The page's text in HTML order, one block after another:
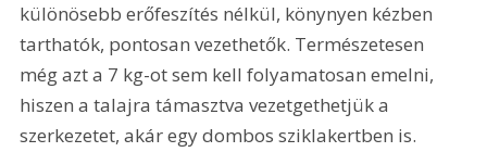
különösebb erőfeszítés nélkül, könynyen kézben
tarthatók, pontosan vezethetők. Természetesen
még azt a 7 kg-ot sem kell folyamatosan emelni,
hiszen a talajra támasztva vezetgethetjük a
szerkezetet, akár egy dombos sziklakertben is.